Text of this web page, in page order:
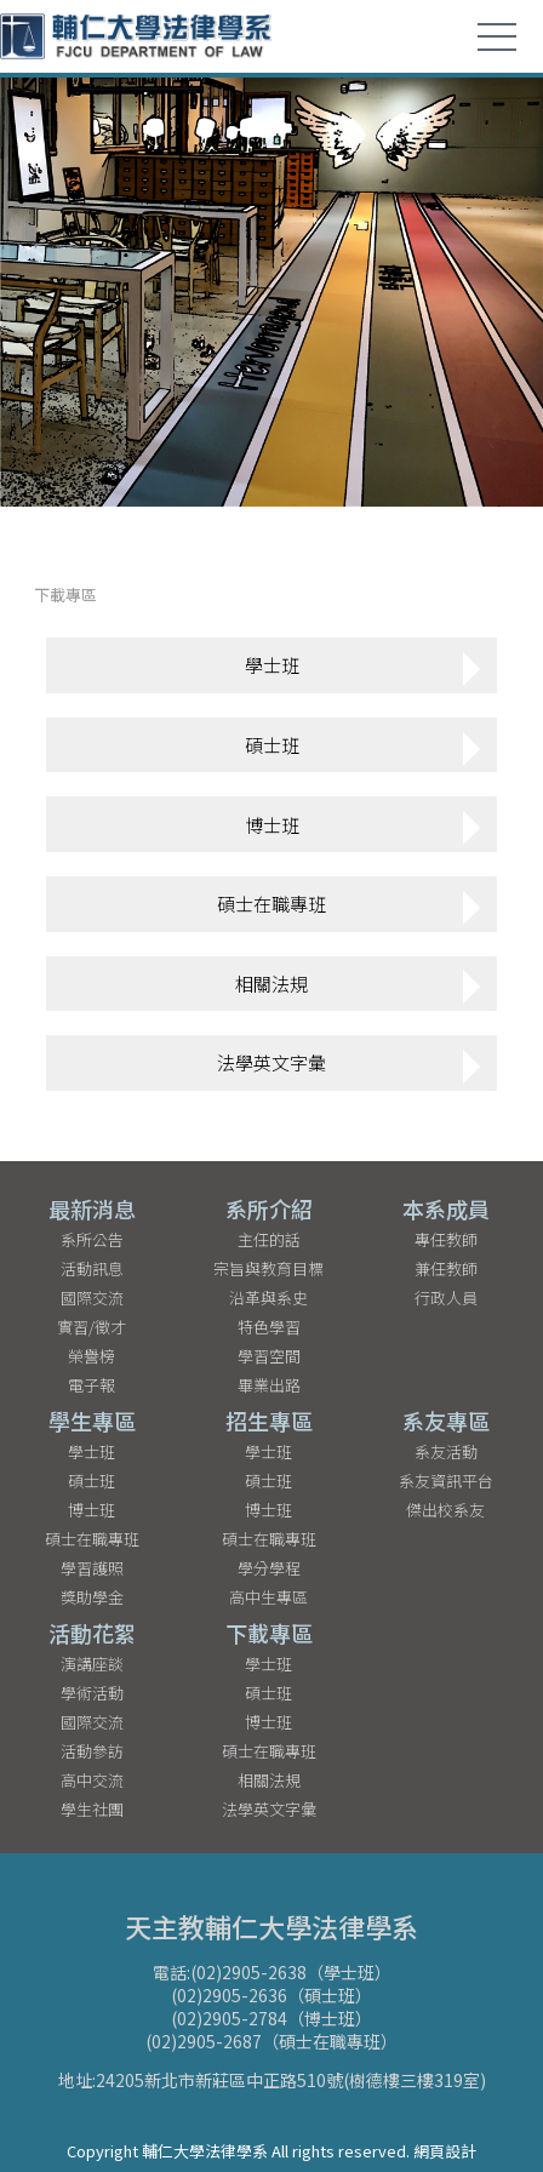
下載專區
學士班
碩士班
博士班
碩士在職專班
相關法規
法學英文字彙
最新消息
系所公告
活動訊息
國際交流
實習/徵才
榮譽榜
電子報
系所介紹
主任的話
宗旨與教育目標
沿革與系史
特色學習
學習空間
畢業出路
本系成員
專任教師
兼任教師
行政人員
學生專區
學士班
碩士班
博士班
碩士在職專班
學習護照
獎助學金
招生專區
學士班
碩士班
博士班
碩士在職專班
學分學程
高中生專區
系友專區
系友活動
系友資訊平台
傑出校系友
活動花絮
演講座談
學術活動
國際交流
活動參訪
高中交流
學生社團
下載專區
學士班
碩士班
博士班
碩士在職專班
相關法規
法學英文字彙
天主教輔仁大學法律學系
電話:(02)2905-2638（學士班）
(02)2905-2636（碩士班）
(02)2905-2784（博士班）
(02)2905-2687（碩士在職專班）
地址:24205新北市新莊區中正路510號(樹德樓三樓319室)
Copyright 輔仁大學法律學系 All rights reserved. 網頁設計